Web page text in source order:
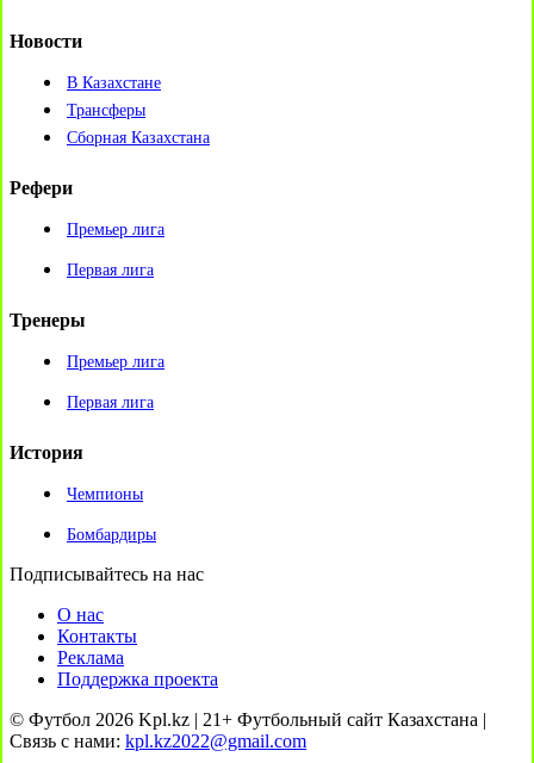
Новости
В Казахстане
Трансферы
Сборная Казахстана
Рефери
Премьер лига
Первая лига
Тренеры
Премьер лига
Первая лига
История
Чемпионы
Бомбардиры
Подписывайтесь на нас
О нас
Контакты
Реклама
Поддержка проекта
© Футбол 2026 Kpl.kz | 21+ Футбольный сайт Казахстана |
Связь с нами: kpl.kz2022@gmail.com